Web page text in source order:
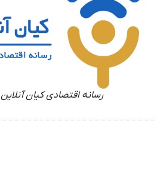
رسانه اقتصادی کیان آنلاین